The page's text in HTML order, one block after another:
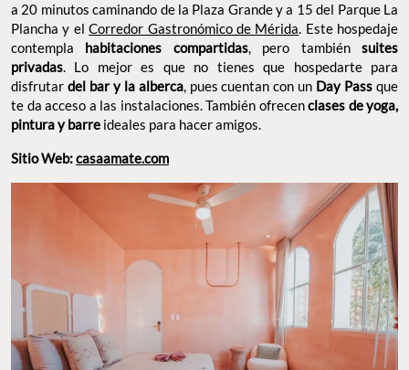
a 20 minutos caminando de la Plaza Grande y a 15 del Parque La
Plancha y elCorredor Gastronómico de Mérida. Este hospedaje
contempla habitaciones compartidas, pero tambiénsuites
privadas. Lo mejor es que no tienes que hospedarte para
disfrutar del bar y la alberca, pues cuentan con un Day Pass que
te da acceso a las instalaciones. También ofrecenclases de yoga,
pintura y barre ideales para hacer amigos.
Sitio Web:casaamate.com